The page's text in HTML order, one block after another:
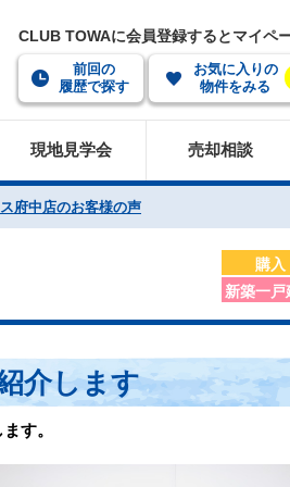
CLUB TOWAに会員登録するとマイペ
前回の
履歴で探す
お気に入りの
物件をみる
現地見学会 売却相談
府中店のお客様の声
購入
新築一戸
介します
す。